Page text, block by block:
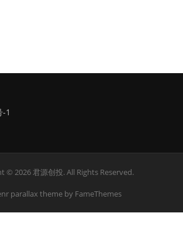
1
© 2026 君源创投. All Rights Reserved.
parallax theme by FameThemes